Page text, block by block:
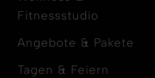
Fitnessstudio
Angebote & Pakete
Tagen & Feiern